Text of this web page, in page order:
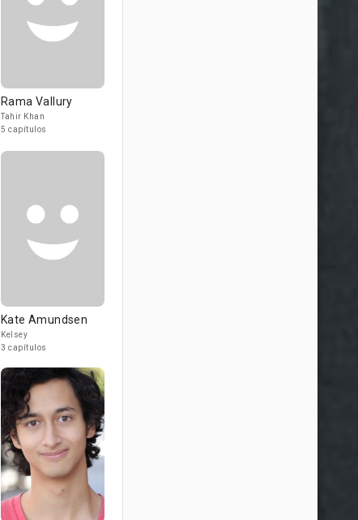
Rama Vallury
Tahir Khan
5 capítulos
Kate Amundsen
Kelsey
3 capítulos